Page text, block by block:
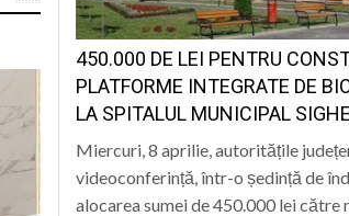
450.000 DE LEI PENTRU
PLATFORME INTEGRATE DE
LA SPITALUL MUNICIPAL
Miercuri, 8 aprilie, autoritățile
videoconferință, într-o ședință de
alocarea sumei de 450.000 lei către